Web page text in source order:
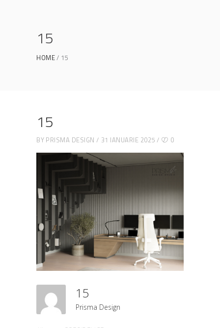
15
HOME 15
15
BY PRISMA DESIGN 31 IANUARIE 2025 0
15
Prisma Design